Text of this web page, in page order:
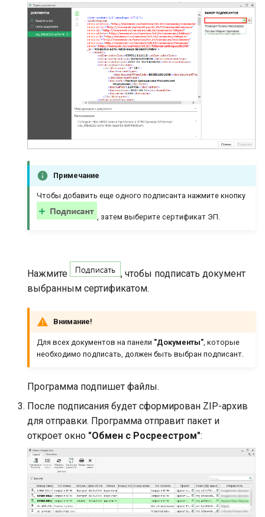
Примечание
Чтобы добавить еще одного подписанта нажмите кнопку
, затем выберите сертификат ЭП.
Нажмите
, чтобы подписать документ
выбранным сертификатом.
Внимание!
Для всех документов на панели "Документы" , которые
необходимо подписать, должен быть выбран подписант.
Программа подпишет файлы.
После подписания будет сформирован ZIP-архив
для отправки. Программа отправит пакет и
откроет окно "Обмен с Росреестром":